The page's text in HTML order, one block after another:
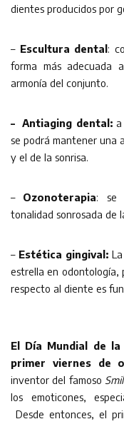
dientes producidos por
– Escultura dental:
forma más
armonía del conjunto.
– Antiaging dental:a
se podrá mantener una
y el de la sonrisa.
– Ozonoterapia: se
tonalidad sonrosada de
– Estética gingival:
estrella en odontología,
respecto al diente es
El Día Mundial de
primer viernes de
inventor del famoso
los emoticones,
Desde entonces, el